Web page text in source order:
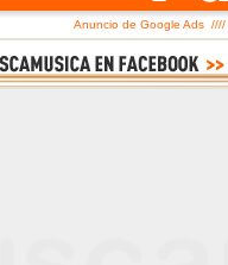
Anuncio de Google Ads ////